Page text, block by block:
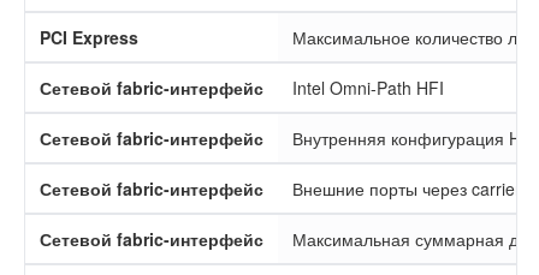
PCI Express Максимальное количество
Сетевой fabric-интерфейс Intel Omni-Path HFI
Сетевой fabric-интерфейс Внутренняя конфигурация HFI
Сетевой fabric-интерфейс Внешние порты через carrier
Сетевой fabric-интерфейс Максимальная суммарная